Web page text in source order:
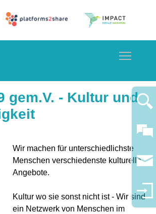
gem.V. - Kultur und
Wir machen für unterschiedlichste
Menschen verschiedenste kulturelle
Angebote.
Kultur wo sie sonst nicht ist - Wir sind
ein Netzwerk von Menschen im